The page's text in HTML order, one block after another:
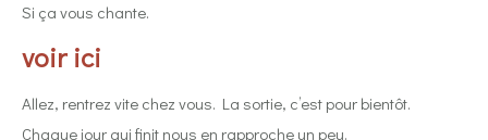
Si ça vous chante.
voir ici
Allez, rentrez vite chez vous. La sortie, c’est pour bientôt.
Chaque jour qui finit nous en rapproche un peu.